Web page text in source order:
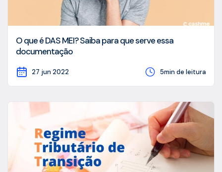
O que é DAS MEI? Saiba para que serve essa
documentação
27 jun 2022 5min de leitura